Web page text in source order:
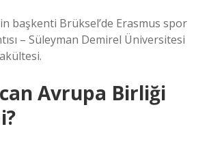
başkenti Brüksel’de Erasmus spor
– Süleyman Demirel Üniversitesi
Avrupa Birliği